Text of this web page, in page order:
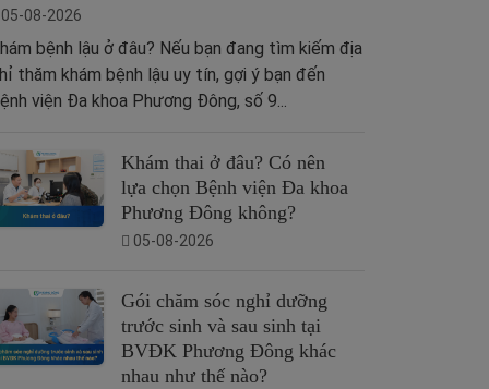
05-08-2026
bệnh lậu ở đâu? Nếu bạn đang tìm kiếm địa
thăm khám bệnh lậu uy tín, gợi ý bạn đến
viện Đa khoa Phương Đông, số 9...
Khám thai ở đâu? Có nên
lựa chọn Bệnh viện Đa khoa
Phương Đông không?
05-08-2026
Gói chăm sóc nghỉ dưỡng
trước sinh và sau sinh tại
BVĐK Phương Đông khác
nhau như thế nào?